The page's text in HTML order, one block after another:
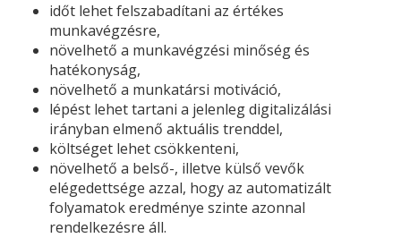
időt lehet felszabadítani az értékes
munkavégzésre,
növelhető a munkavégzési minőség és
hatékonyság,
növelhető a munkatársi motiváció,
lépést lehet tartani a jelenleg digitalizálási
irányban elmenő aktuális trenddel,
költséget lehet csökkenteni,
növelhető a belső-, illetve külső vevők
elégedettsége azzal, hogy az automatizált
folyamatok eredménye szinte azonnal
rendelkezésre áll.